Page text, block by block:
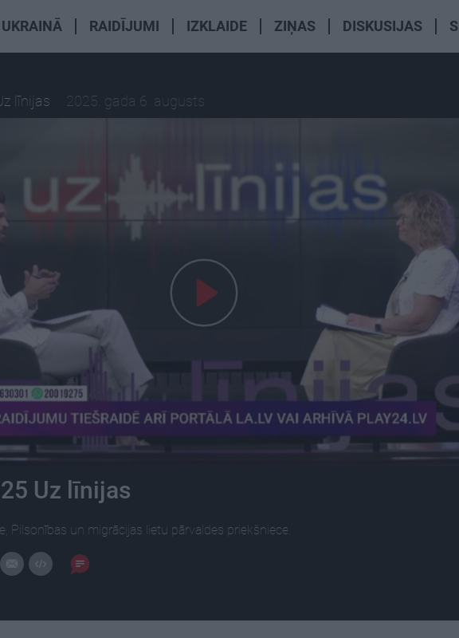
RAIDĪJUMI IZKLAIDE ZIŅAS DISKUSIJAS
līnijas 2025. gada 6. augusts
Uz līnijas
Pilsonības un migrācijas lietu pārvaldes priekšniece.